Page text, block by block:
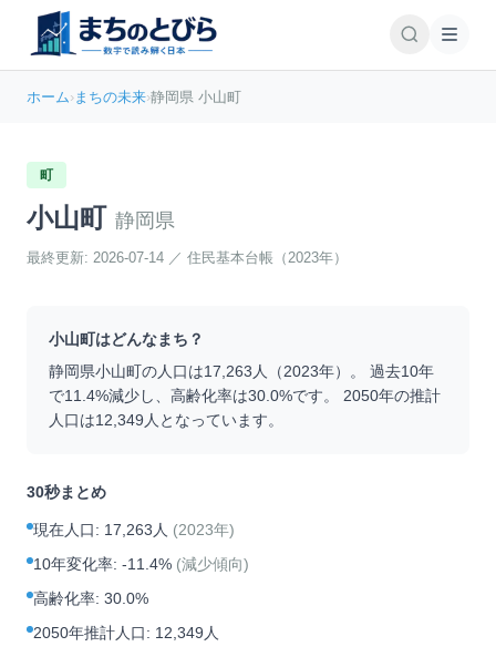
ホーム›まちの未来›静岡県 小山町
町
小山町 静岡県
最終更新: 2026-07-14 ／ 住民基本台帳（2023年）
小山町はどんなまち？
静岡県小山町の人口は17,263 人（2023年）。 過去10年
で11.4%減少し、高齢化率は30.0%です。 2050年の推計
人口は12,349 人となっています。
30秒まとめ
現在人口: 17,263人 (2023年)
10年変化率: -11.4% (減少傾向)
高齢化率: 30.0%
2050年推計人口: 12,349人